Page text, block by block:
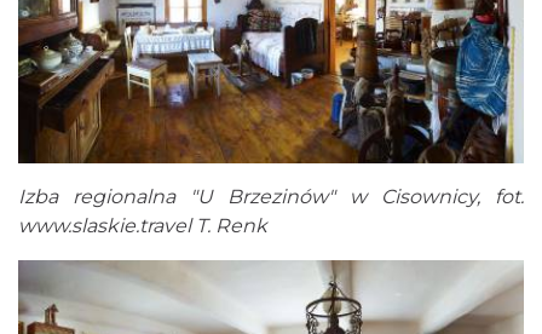
Izba regionalna "U Brzezinów" w Cisownicy, fot.
www.slaskie.travelT. Renk